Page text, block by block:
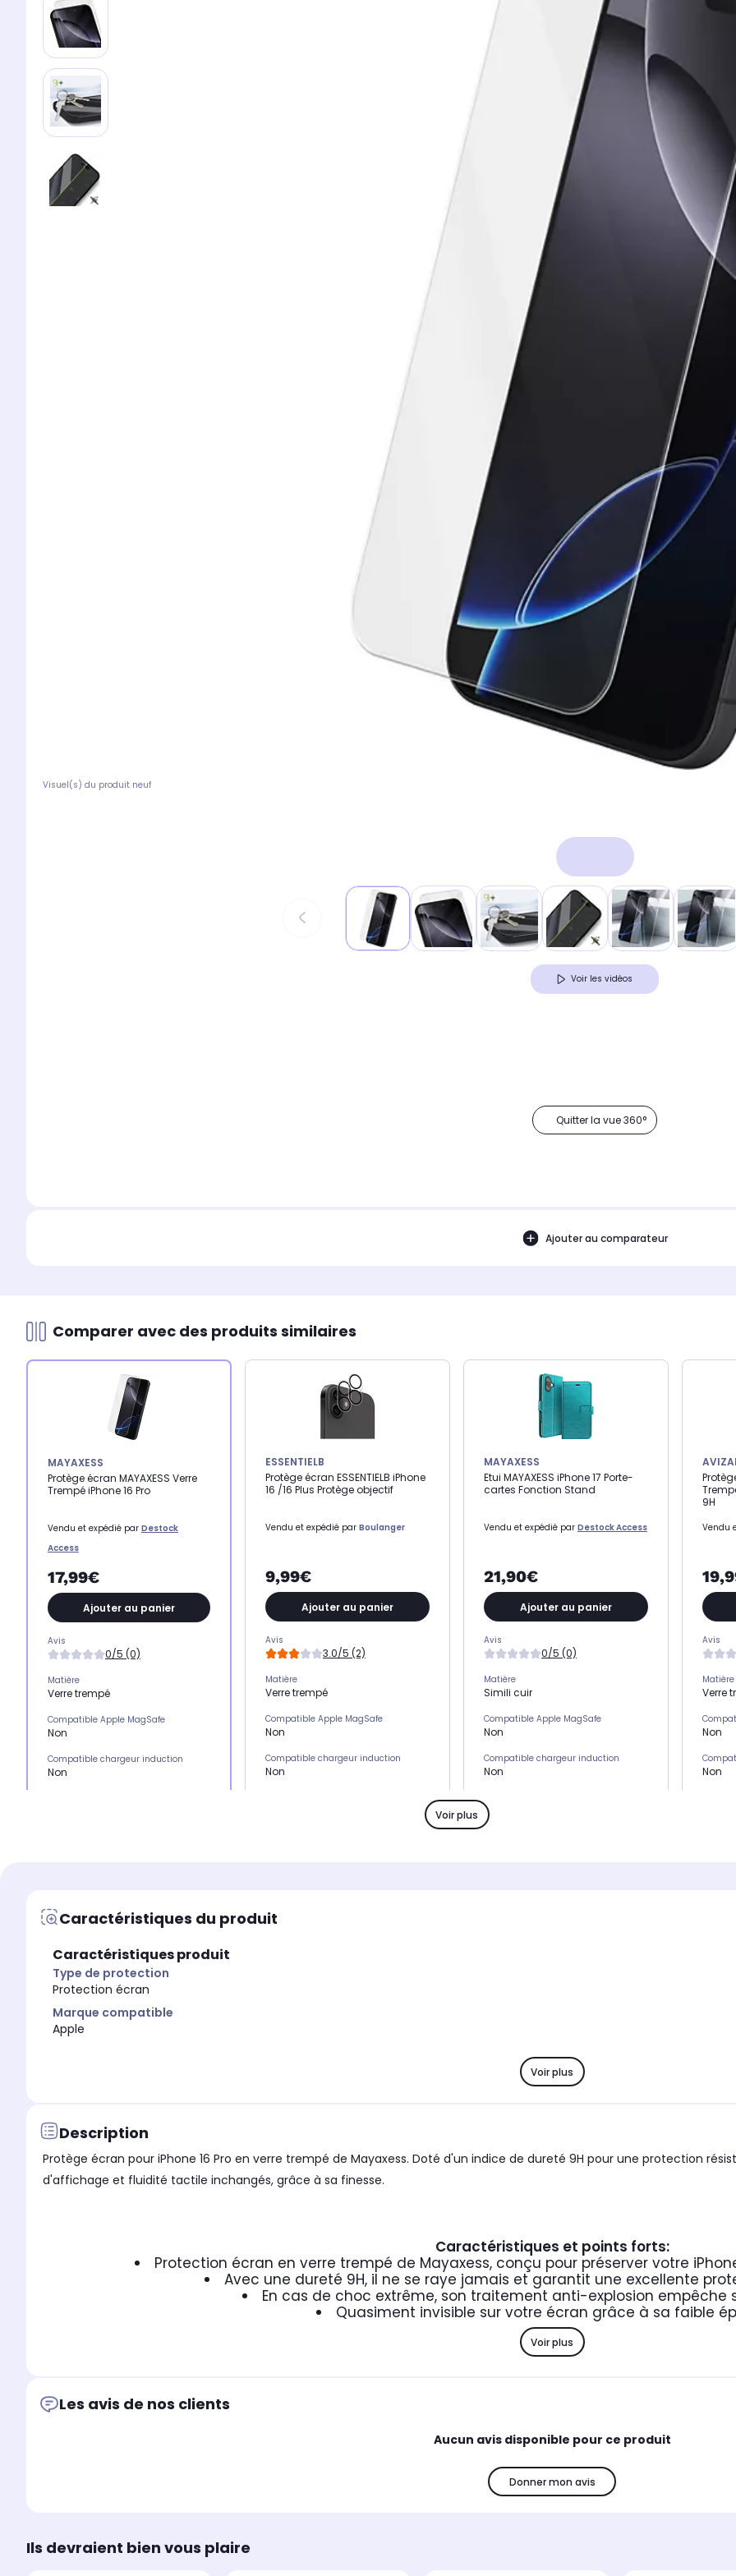
Visuel(s) du produit neuf
Voir les vidéos
Quitter la vue 360°
Ajouter au comparateur
Comparer avec des produits similaires
MAYAXESS
Protège écran MAYAXESS Verre
Trempé iPhone 16 Pro
Vendu et expédié par Destock
Access
17,99€
Ajouter au panier
Avis
0/5 (0)
Matière
Verre trempé
Compatible Apple MagSafe
Non
Compatible chargeur induction
Non
Modèle compatible 1
iPhone 16 Pro
Coloris extérieur
Transparent
ESSENTIELB
Protège écran ESSENTIELB iPhone
16 /16 Plus Protège objectif
Vendu et expédié par Boulanger
9,99€
Ajouter au panier
Avis
3.0/5 (2)
Matière
Verre trempé
Compatible Apple MagSafe
Non
Compatible chargeur induction
Non
Modèle compatible 1
MAYAXESS
Etui MAYAXESS iPhone 17 Porte-
cartes Fonction Stand
Vendu et expédié par Destock Access
21,90€
Ajouter au panier
Avis
0/5 (0)
Matière
Simili cuir
Compatible Apple MagSafe
Non
Compatible chargeur induction
Non
Oui
9H
Vendu
Avis
Matière
Verre
Non
Non
Voir plus
Caractéristiques du produit
Caractéristiques produit
Type de protection
Protection écran
Marque compatible
Apple
Voir plus
Description
Protège écran pour iPhone 16 Pro en verre trempé de Mayaxess. Doté d'un indice de dureté 9H pour une protection
d'affichage et fluidité tactile inchangés, grâce à sa finesse.
Caractéristiques et points forts:
Protection écran en verre trempé de Mayaxess, conçu pour préserver votre
Avec une dureté 9H, il ne se raye jamais et garantit une excellente
En cas de choc extrême, son traitement anti-explosion empêche
Quasiment invisible sur votre écran grâce à sa faible
Voir plus
Les avis de nos clients
Aucun avis disponible pour ce produit
Donner mon avis
Ils devraient bien vous plaire